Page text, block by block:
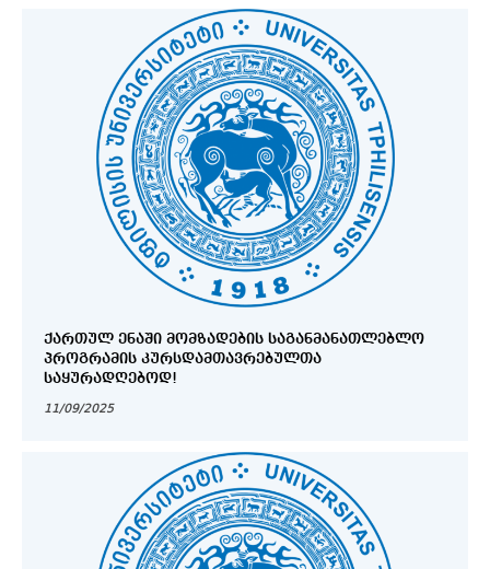
ᲥᲐᲠᲗᲣᲚ ᲔᲜᲐᲨᲘ ᲛᲝᲛᲖᲐᲓᲔᲑᲘᲡ ᲡᲐᲒᲐᲜᲛᲐᲜᲐᲗᲚᲔᲑᲚᲝ
ᲞᲠᲝᲒᲠᲐᲛᲘᲡ ᲙᲣᲠᲡᲓᲐᲛᲗᲐᲕᲠᲔᲑᲣᲚᲗᲐ
ᲡᲐᲧᲣᲠᲐᲓᲦᲔᲑᲝᲓ!
11/09/2025